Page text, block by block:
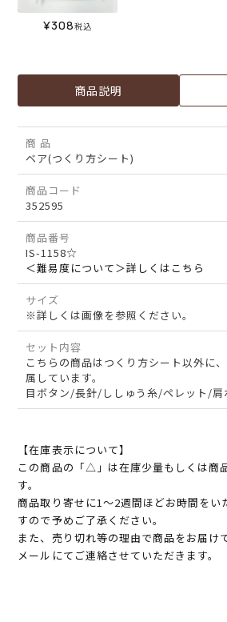
¥308税込
商品説明
商 品
ベア(つくり方シート)
商品コード
352595
商品番号
IS-1158☆
＜難易度について＞詳しくはこちら
サイズ
※詳しくは画像を参照ください。
セット内容
こちらの商品はつくり方シート以外に
属しています。
目ボタン/長針/ししゅう糸/ペレット/肩
【在庫表示について】
この商品の「△」は在庫少量もしくは商
す。
商品取り寄せに1～2週間ほどお時間をい
すので予めご了承ください。
また、売り切れ等の理由で商品をお届け
メールにてご連絡させていただきます。